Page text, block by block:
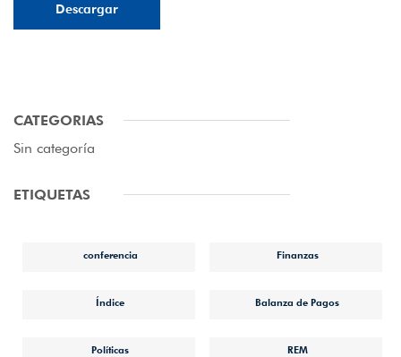
Descargar
CATEGORIAS
Sin categoría
ETIQUETAS
conferencia Finanzas
Índice Balanza de Pagos
Políticas REM